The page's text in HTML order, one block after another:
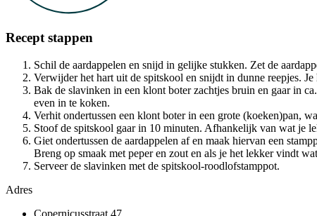
Recept stappen
Schil de aardappelen en snijd in gelijke stukken. Zet de
Verwijder het hart uit de spitskool en snijdt in dunne reepjes.
Bak de slavinken in een klont boter zachtjes bruin en gaar in
even in te koken.
Verhit ondertussen een klont boter in een grote (koeken)pan,
Stoof de spitskool gaar in 10 minuten. Afhankelijk van wat je
Giet ondertussen de aardappelen af en maak hiervan een
Breng op smaak met peper en zout en als je het lekker vindt
Serveer de slavinken met de spitskool-roodlofstamppot.
Adres
Copernicusstraat 47